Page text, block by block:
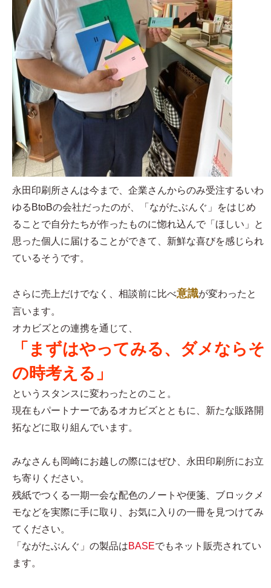
永田印刷所さんは今まで、企業さんからのみ受注するいわ
ゆるBtoBの会社だったのが、「ながたぶんぐ」をはじめ
ることで自分たちが作ったものに惚れ込んで「ほしい」と
思った個人に届けることができて、新鮮な喜びを感じられ
ているそうです。
さらに売上だけでなく、相談前に比べ意識が変わったと
言います。
オカビズとの連携を通じて、
「まずはやってみる、ダメならそ
の時考える」
というスタンスに変わったとのこと。
現在もパートナーであるオカビズとともに、新たな販路開
拓などに取り組んでいます。
みなさんも岡崎にお越しの際にはぜひ、永田印刷所にお立
ち寄りください。
残紙でつくる一期一会な配色のノートや便箋、ブロックメ
モなどを実際に手に取り、お気に入りの一冊を見つけてみ
てください。
「ながたぶんぐ」の製品はBASEでもネット販売されてい
ます。